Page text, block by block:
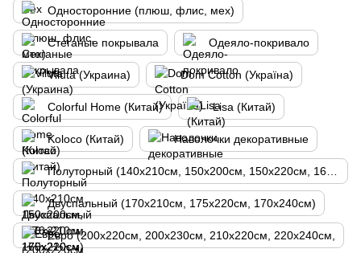
Односторонние (плюш, флис, мех)
Стеганые покрывала Одеяло-покривало
Viluta (Украина) Dom Cotton (Україна)
Colorful Home (Китай) Lisa (Китай)
Koloco (Китай) Наволочки декоративные
Двуспальный (170х210см, 175х220см, 170х240см)
Евро (200х220см, 200х230см, 210х220см, 220х240см,